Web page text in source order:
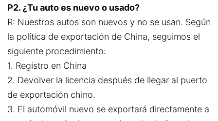
P2. ¿Tu auto es nuevo o usado?
R: Nuestros autos son nuevos y no se usan. Según
la política de exportación de China, seguimos el
siguiente procedimiento:
1. Registro en China
2. Devolver la licencia después de llegar al puerto
de exportación chino.
3. El automóvil nuevo se exportará directamente a